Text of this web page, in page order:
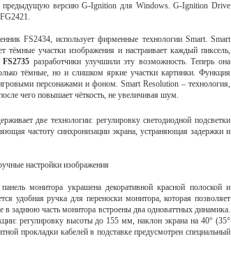
предыдущую версию G-Ignition для Windows. G-Ignition Drive
FS2434, использует фирменные технологии Smart. Smart
участки изображения и настраивает каждый пиксель,
разработчики улучшили эту возможность. Теперь она
тёмные, но и слишком яркие участки картинки. Функция
персонажами и фоном. Smart Resolution – технология,
чего повышает чёткость, не увеличивая шум.
две технологии: регулировку светодиодной подсветки
частоту синхронизации экрана, устраняющая задержки и
настройки изображения
монитора украшена декоративной красной полоской и
удобная ручка для переноски монитора, которая позволяет
заднюю часть монитора встроены два одноваттных динамика.
регулировку высоты до 155 мм, наклон экрана на 40° (35°
прокладки кабелей в подставке предусмотрен специальный